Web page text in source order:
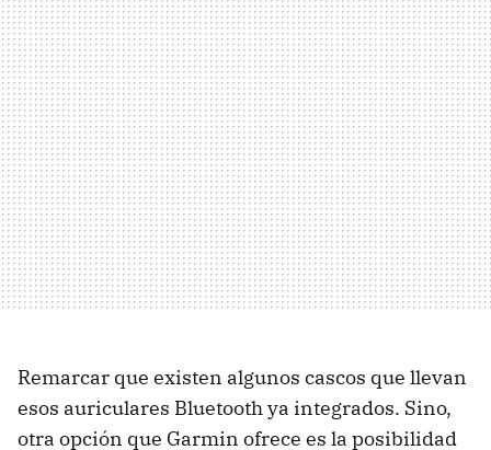
Remarcar que existen algunos cascos que llevan
esos auriculares Bluetooth ya integrados. Sino,
otra opción que Garmin ofrece es la posibilidad